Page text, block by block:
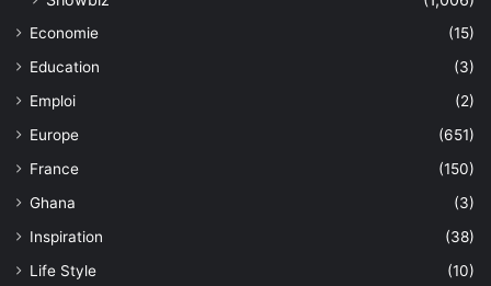
Economie
(15)
Education
(3)
Emploi
(2)
Europe
(651)
France
(150)
Ghana
(3)
Inspiration
(38)
Life Style
(10)